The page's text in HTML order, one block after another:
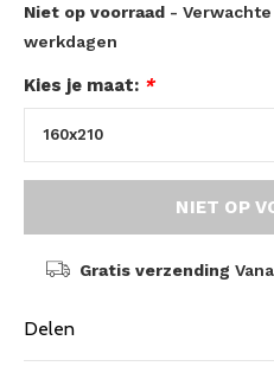
Niet op voorraad -
werkdagen
Kies je maat: *
NIET OP
Gratis verzending
Delen